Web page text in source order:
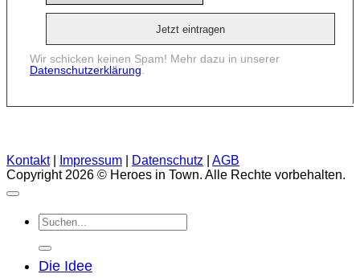
Wir schicken keinen Spam! Mehr dazu in unserer
Datenschutzerklärung
Kontakt| Impressum Datenschutz
AGB
Copyright 2026 © Heroes in Town. Alle Rechte vorbehalten.
Suchen
nach:
Die Idee